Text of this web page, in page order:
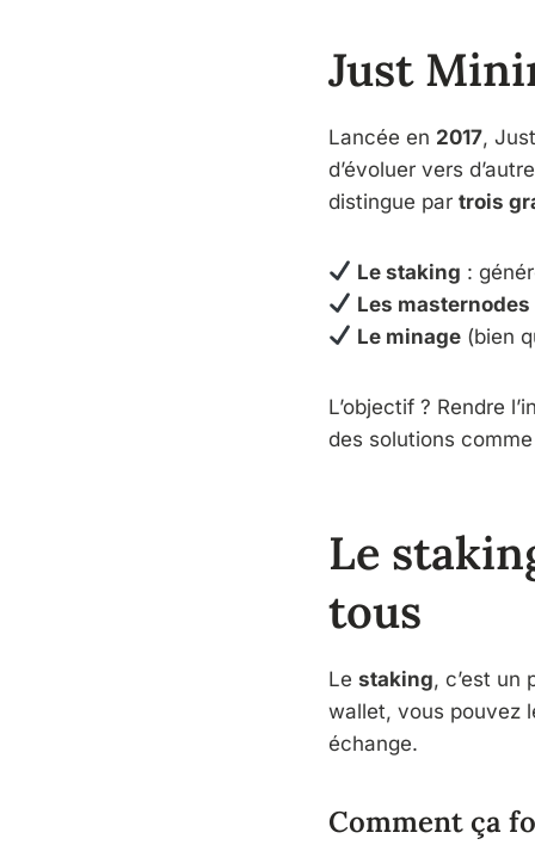
Just
Lancée en 2017,
d’évoluer vers
distingue par trois
Le staking :
Les masternodes
Le minage (bien
L’objectif ? Rendre
des solutions
Le
tous
Le staking, c’est un
wallet, vous pouvez
échange.
Comment ça